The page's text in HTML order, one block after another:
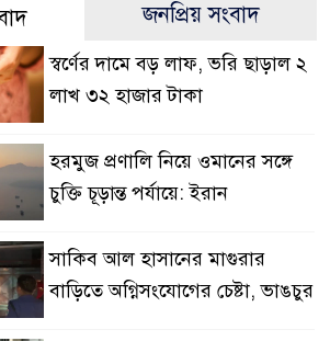
জনপ্রিয় সংবাদ
স্বর্ণের দামে বড় লাফ, ভরি ছাড়াল ২
লাখ ৩২ হাজার টাকা
হরমুজ প্রণালি নিয়ে ওমানের সঙ্গে
চুক্তি চূড়ান্ত পর্যায়ে: ইরান
সাকিব আল হাসানের মাগুরার
বাড়িতে অগ্নিসংযোগের চেষ্টা, ভাঙচুর